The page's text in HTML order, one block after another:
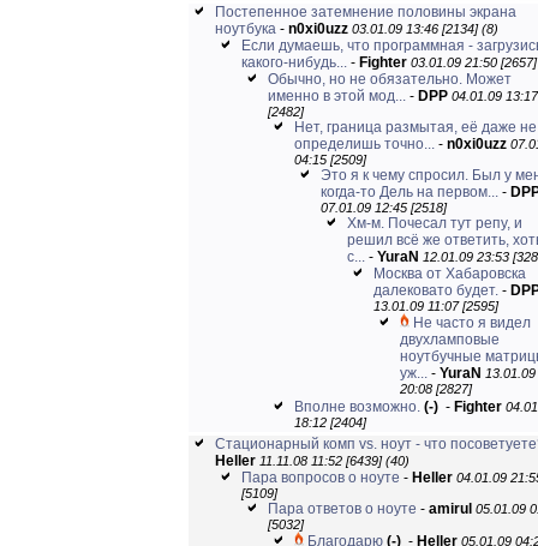
Постепенное затемнение половины экрана
ноутбука - n0xi0uzz 03.01.09 13:46 [2134] (8)
Если думаешь, что программная -
какого-нибудь... - Fighter 03.01.09 21:50 [2657]
Обычно, но не обязательно. Может
именно в этой мод... - DPP 04.01.09 13:17
[2482]
Нет, граница размытая, её даже не
определишь точно... - n0xi0uzz
04:15 [2509]
Это я к чему спросил. Был у
когда-то Дель на первом... -
07.01.09 12:45 [2518]
Хм-м. Почесал тут репу, и
решил всё же ответить,
с... - YuraN 12.01.09 23:53
Москва от Хабаровска
далековато будет. -
13.01.09 11:07 [2595]
Не часто я видел
двухламповые
ноутбучные
уж... - YuraN 13.01.09
20:08 [2827]
Вполне возможно. (-) - Fighter
18:12 [2404]
Стационарный комп vs. ноут - что
Heller 11.11.08 11:52 [6439] (40)
Пара вопросов о ноуте - Heller 04.01.09
[5109]
Пара ответов о ноуте - amirul 05.01.09
[5032]
Благодарю (-) - Heller 05.01.09